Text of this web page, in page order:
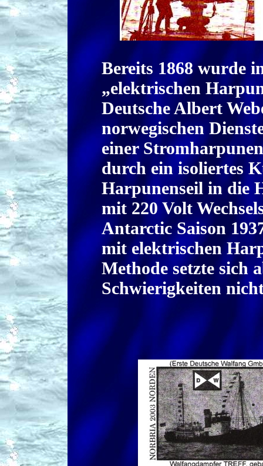
Bereits 1868 wurde
„elektrischen
Deutsche Albert
norwegischen
einer
durch ein isoliertes
Harpunenseil in die
mit 220 Volt
Antarctic Saison
mit elektrischen
Methode setzte sich
Schwierigkeiten